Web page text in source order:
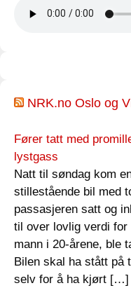
NRK.no Oslo og
Fører tatt med
lystgass
Natt til søndag kom
stillestående bil med
passasjeren satt og
til over lovlig verdi
mann i 20-årene, ble
Bilen skal ha stått på
selv for å ha kjørt […]